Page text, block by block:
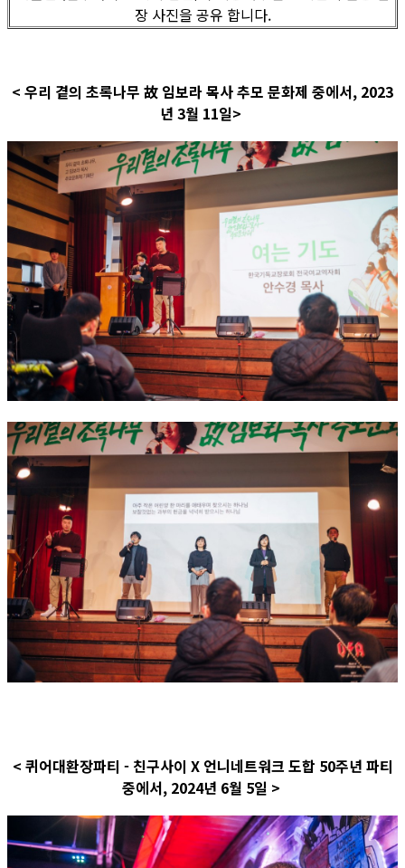
장 사진을 공유 합니다.
< 우리 곁의 초록나무 故 임보라 목사 추모 문화제 중에서, 2023
년 3월 11일>
< 퀴어대환장파티 - 친구사이 X 언니네트워크 도합 50주년 파티
중에서, 2024년 6월 5일 >